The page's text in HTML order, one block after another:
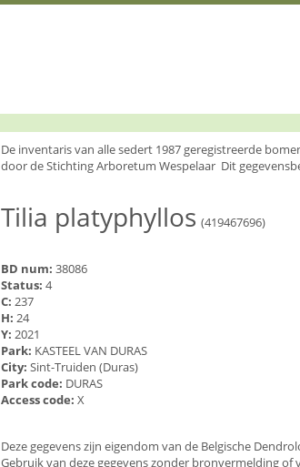
De inventaris van alle sedert 1987 geregistreerde
door de Stichting Arboretum Wespelaar Dit
Tilia platyphyllos (419467696)
BD num: 38086
Status: 4
C: 237
H: 24
Y: 2021
Park: KASTEEL VAN DURAS
City: Sint-Truiden (Duras)
Park code: DURAS
Access code: X
Deze gegevens zijn eigendom van de Belgische
Gebruik van deze gegevens zonder bronvermelding